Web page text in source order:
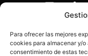
Para ofrecer las mejores
cookies para almacenar y/
consentimiento de estas